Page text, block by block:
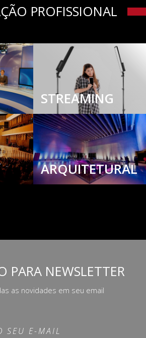
PROFISSIONAL
STREAMING
ARQUITETURAL
PARA NEWSLETTER
as novidades em seu email